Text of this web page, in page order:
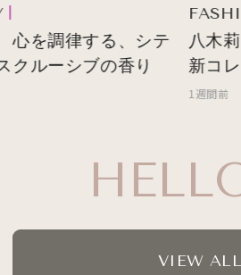
を調律する、シテ
ルーシブの香り
八木莉
新コレ
1週間前
VIEW ALL